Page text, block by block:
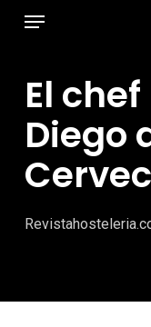
principal
Menú
El
Diego